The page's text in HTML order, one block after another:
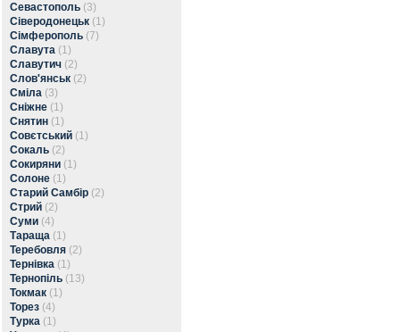
Севастополь (3)
Сіверодонецьк (1)
Сімферополь (7)
Славута (1)
Славутич (2)
Слов'янськ (2)
Сміла (3)
Сніжне (1)
Снятин (1)
Совєтський (1)
Сокаль (2)
Сокиряни (1)
Солоне (1)
Старий Самбір (2)
Стрий (2)
Суми (4)
Тараща (1)
Теребовля (2)
Тернівка (1)
Тернопіль (13)
Токмак (1)
Торез (4)
Турка (1)